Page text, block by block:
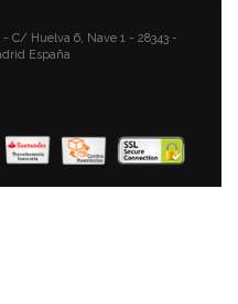
C/ Huelva 6, Nave 1 - 28343 -
España